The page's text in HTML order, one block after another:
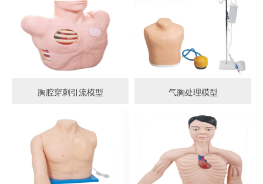
胸腔穿刺引流模型 气胸处理模型